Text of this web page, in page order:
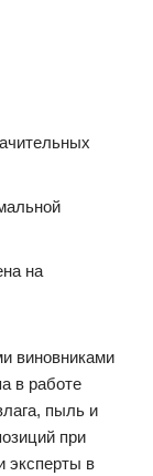
на
виновниками
в работе
пыль и
при
эксперты в